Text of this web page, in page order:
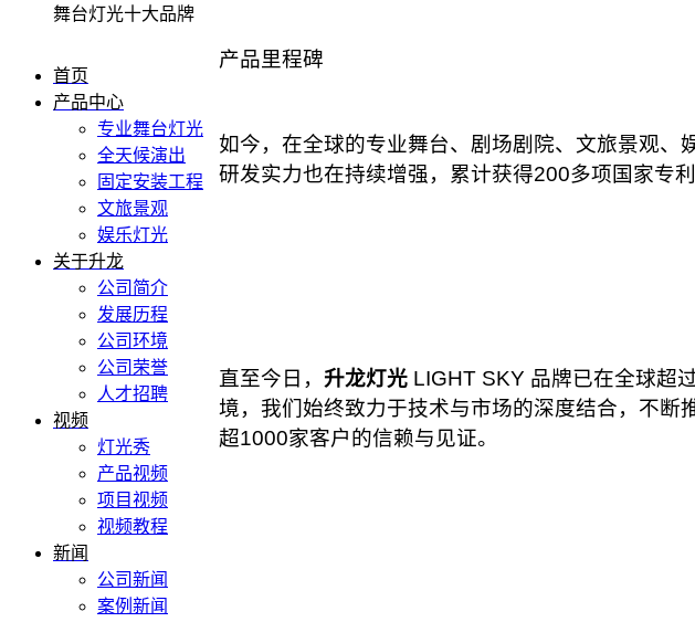
舞台灯光十大品牌
首页
产品中心
专业舞台灯光
全天候演出
固定安装工程
文旅景观
娱乐灯光
关于升龙
公司简介
发展历程
公司环境
公司荣誉
人才招聘
视频
灯光秀
产品视频
项目视频
视频教程
新闻
公司新闻
案例新闻
产品里程碑
如今，在全球的专业舞台、剧场剧院、文旅景观
研发实力也在持续增强，累计获得200多项国家专
直至今日， 升龙灯光 LIGHT SKY 品牌已在全球超
境，我们始终致力于技术与市场的深度结合，不断
超1000家客户的信赖与见证。